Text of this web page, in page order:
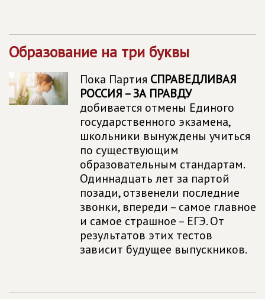
Образование на три буквы
Пока Партия СПРАВЕДЛИВАЯ
РОССИЯ – ЗА ПРАВДУ
добивается отмены Единого
государственного экзамена,
школьники вынуждены учиться
по существующим
образовательным стандартам.
Одиннадцать лет за партой
позади, отзвенели последние
звонки, впереди – самое главное
и самое страшное – ЕГЭ. От
результатов этих тестов
зависит будущее выпускников.